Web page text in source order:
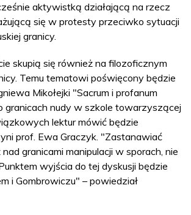
aktywistką działającą na rzecz
się w protesty przeciwko sytuacji
granicy.
skupią się również na filozoficznym
Temu tematowi poświęcony będzie
Mikołejki "Sacrum i profanum
granicach nudy w szkole towarzyszącej
lektur mówić będzie
prof. Ewa Graczyk. "Zastanawiać
granicami manipulacji w sporach, nie
wyjścia do tej dyskusji będzie
i Gombrowiczu" – powiedział